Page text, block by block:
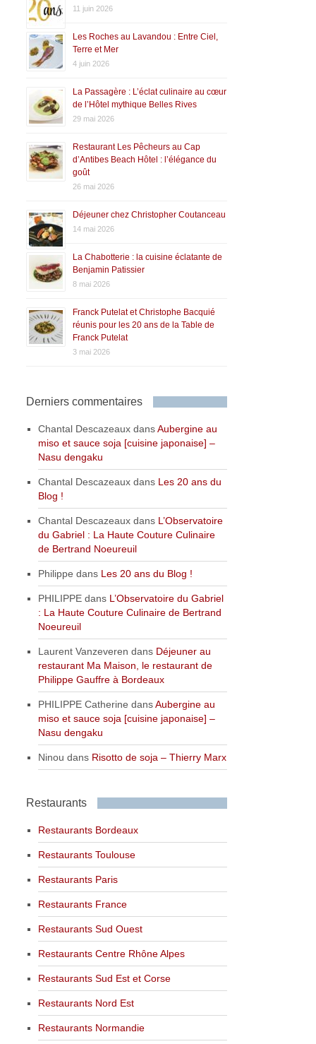
11 juin 2026
Les Roches au Lavandou : Entre Ciel,
Terre et Mer
4 juin 2026
La Passagère : L’éclat culinaire au cœur
de l’Hôtel mythique Belles Rives
29 mai 2026
Restaurant Les Pêcheurs au Cap
d’Antibes Beach Hôtel : l’élégance du
goût
26 mai 2026
Déjeuner chez Christopher Coutanceau
14 mai 2026
La Chabotterie : la cuisine éclatante de
Benjamin Patissier
8 mai 2026
Franck Putelat et Christophe Bacquié
réunis pour les 20 ans de la Table de
Franck Putelat
3 mai 2026
Derniers commentaires
Chantal Descazeaux dansAubergine au
miso et sauce soja [cuisine japonaise] –
Nasu dengaku
Chantal Descazeaux dans Les 20 ans du
Blog !
Chantal Descazeaux dans L’Observatoire
du Gabriel : La Haute Couture Culinaire
de Bertrand Noeureuil
Philippe dans Les 20 ans du Blog !
PHILIPPE dans L’Observatoire du Gabriel
: La Haute Couture Culinaire de Bertrand
Noeureuil
Laurent Vanzeveren dans Déjeuner au
restaurant Ma Maison, le restaurant de
Philippe Gauffre à Bordeaux
PHILIPPE Catherine dansAubergine au
miso et sauce soja [cuisine japonaise] –
Nasu dengaku
Ninou dans Risotto de soja – Thierry Marx
Restaurants
Restaurants Bordeaux
Restaurants Toulouse
Restaurants Paris
Restaurants France
Restaurants Sud Ouest
Restaurants Centre Rhône Alpes
Restaurants Sud Est et Corse
Restaurants Nord Est
Restaurants Normandie